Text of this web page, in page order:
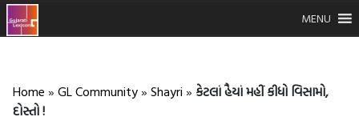
MENU
Home » GL Community» Shayri » કેટલાં હૈયાં મહીં કીધો વિસામો,
દોસ્તો !